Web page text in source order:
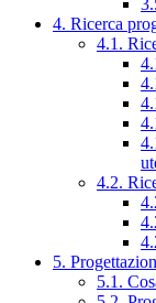
4. Ricerca
4.1.
4.2.
5.
5.1.